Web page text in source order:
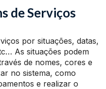
de Serviços
por situações, datas,
As situações podem
de nomes, cores e
no sistema, como
e realizar o